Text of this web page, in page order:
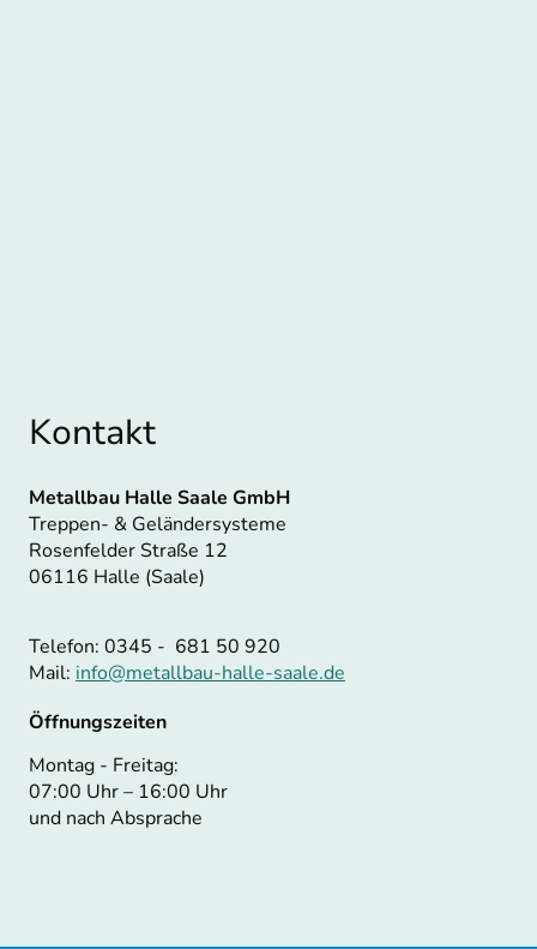
Kontakt
Metallbau Halle Saale GmbH
Treppen- & Geländersysteme
Rosenfelder Straße 12
06116 Halle (Saale)
Telefon: 0345 - 681 50 920
Mail: info@metallbau-halle-saale.de
Öffnungszeiten
Montag - Freitag:
07:00 Uhr – 16:00 Uhr
und nach Absprache